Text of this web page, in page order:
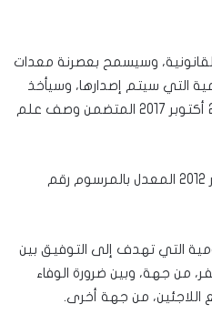
وسيسمح بعصرنة معدات
التي سيتم إصدارها، وسيأخذ
في الاعتبار أيضا الألوان الوطنية كما حددها القانون رقم 2017-023 الصادر بتاريخ 24 أكتوبر 2017 المتضمن وصف علم
– مشروع مرسوم يلغي ويحل محل المرسوم رقم 2012- 032 الصادر بتاريخ 26 يناير 2012 المعدل بالمرسوم رقم
التي تهدف إلى التوفيق بين
من جهة، وبين ضرورة الوفاء